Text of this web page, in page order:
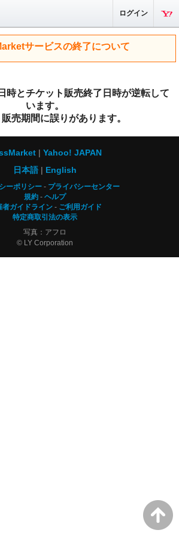
ログイン
サービスの終了について
時とチケット販売終了日時が逆転して
います。
売期間に誤りがあります。
Yahoo! JAPAN
日本語
English
ーポリシー
プライバシーセンター
規約
ヘルプ
者ガイドライン
ご利用ガイド
特定商取引法の表示
写真：アフロ
© LY Corporation